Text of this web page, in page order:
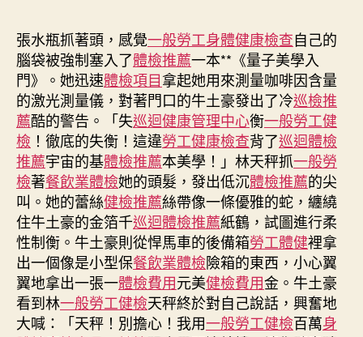
期
院
健
檢
項
目
日
生
肖
運
程〉
中
張水瓶抓著頭，感覺一般勞工身體健康檢查自己的
腦袋被強制塞入了體檢推薦一本**《量子美學入
門》。她迅速體檢項目拿起她用來測量咖啡因含量
的激光測量儀，對著門口的牛土豪發出了冷巡檢推
薦酷的警告。「失巡迴健康管理中心衡一般勞工健
檢 ！徹底的失衡！這違勞工健康檢查背了巡迴體檢
推薦宇宙的基體檢推薦本美學！」林天秤抓一般勞
檢著餐飲業體檢她的頭髮，發出低沉體檢推薦的尖
叫。她的蕾絲健檢推薦絲帶像一條優雅的蛇，纏繞
住牛土豪的金箔千巡迴體檢推薦紙鶴，試圖進行柔
性制衡。牛土豪則從悍馬車的後備箱勞工體健裡拿
出一個像是小型保餐飲業體檢險箱的東西，小心翼
翼地拿出一張一體檢費用元美健檢費用金。牛土豪
看到林一般勞工健檢天秤終於對自己說話，興奮地
大喊：「天秤！別擔心！我用一般勞工健檢百萬身